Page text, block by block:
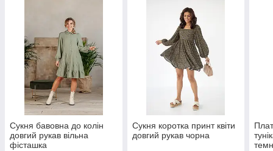
Сукня бавовна до колін
довгий рукав вільна
фісташка
Сукня коротка принт квіти
довгий рукав чорна